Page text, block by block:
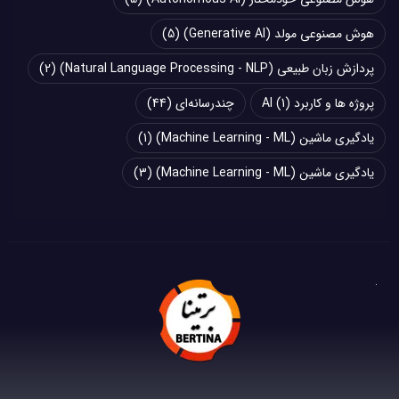
هوش مصنوعی مولد (Generative AI)
(5)
پردازش زبان طبیعی (Natural Language Processing - NLP)
(2)
پروژه ها و کاربرد AI (1) چند‌‌رسانه‌ای (44)
یادگیری ماشین (Machine Learning - ML)
(1)
یادگیری ماشین (Machine Learning - ML)
(3)